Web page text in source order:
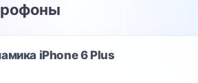
iPhone 6 Plus